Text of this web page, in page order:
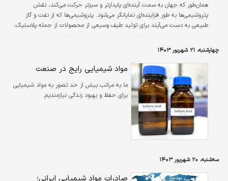
همان‌طور که جهان به سمت آینده‌ای پایدارتر و سبزتر حرکت می‌کند، نقش
پتروشیمی‌ها به‌ طور فزاینده‌ای نمایانگر می‌شود. پتروشیمی‌ها که از نفت و گاز
طبیعی به دست می‌آیند برای تولید طیف وسیعی از محصولات از جمله پلاستیک،
به راستی پتروشیمی‌ها چه نقشی در آینده سبز خواهند داشت؟ صنعت پتروشیمی
در رنگ‌ها، اتومبیل، تولید کاغذ، بسته‌بندی، ساخت لوله، لوازم الکتریکی، کالاهای
خانگی، تجهیزات پزشکی، مواد پاک‌کننده، مصالح ساختمانی، پوشاک و…
چهارشنبه، ۲۱ شهریور ۱۴۰۳
مواد شیمیایی رایج در صنعت
ما به مراتب بیش از حد تصور به مواد شیمیایی
برای حفظ و بهبود زندگی نیازمندیم.
سه‌شنبه، ۲۰ شهریور ۱۴۰۳
صادرات مواد شیمیایی ایرانی؛